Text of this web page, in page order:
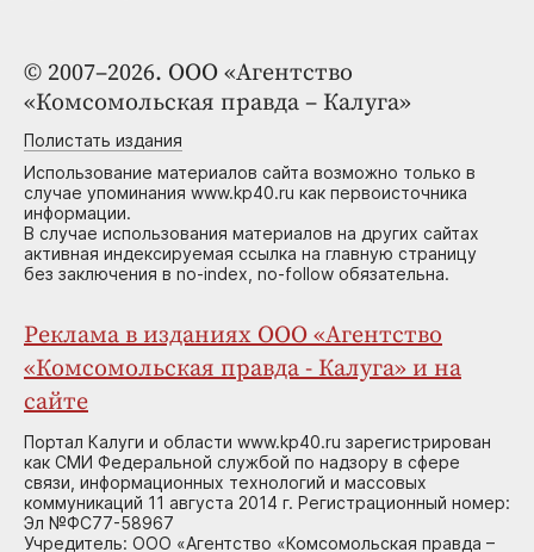
© 2007–2026. ООО «Агентство
«Комсомольская правда – Калуга»
Полистать издания
Использование материалов сайта возможно только в
случае упоминания www.kp40.ru как первоисточника
информации.
В случае использования материалов на других сайтах
активная индексируемая ссылка на главную страницу
без заключения в no-index, no-follow обязательна.
Реклама в изданиях ООО «Агентство
«Комсомольская правда - Калуга» и на
сайте
Портал Калуги и области www.kp40.ru зарегистрирован
как СМИ Федеральной службой по надзору в сфере
связи, информационных технологий и массовых
коммуникаций 11 августа 2014 г. Регистрационный номер:
Эл №ФС77-58967
Учредитель: ООО «Агентство «Комсомольская правда –